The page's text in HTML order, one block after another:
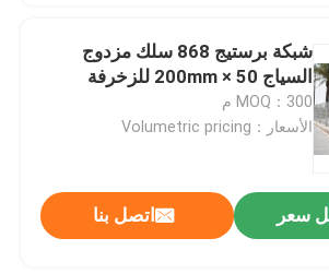
شبكة برستيج 868 سلك مزدوج
السياج 50 × 200mm للزخرفة
MOQ：300 م
الأسعار：Volumetric pricing
سعر اتصل بنا